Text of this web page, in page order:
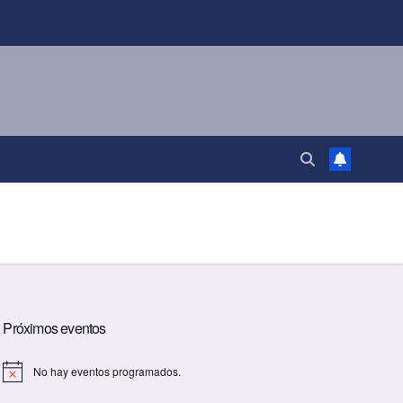
Próximos eventos
A
No hay eventos programados.